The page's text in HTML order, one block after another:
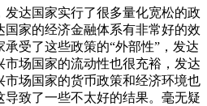
达国家实行了很多量化宽松的政
家的经济金融体系有非常好的效
受了这些政策的“外部性”，发达
市场国家的流动性也很充裕，发达
市场国家的货币政策和经济环境也
致了一些不太好的结果。毫无疑